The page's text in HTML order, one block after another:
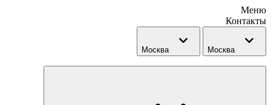
Меню
Контакты
Москва Москва